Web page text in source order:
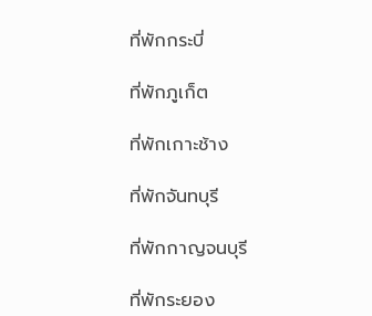
ที่พักกระบี่
ที่พักภูเก็ต
ที่พักเกาะช้าง
ที่พักจันทบุรี
ที่พักกาญจนบุรี
ที่พักระยอง